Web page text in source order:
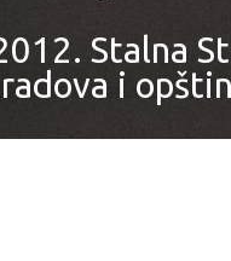
Stalna
i